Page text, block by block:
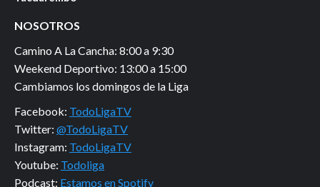
NOSOTROS
Camino A La Cancha: 8:00 a 9:30
Weekend Deportivo: 13:00 a 15:00
Cambiamos los domingos de la Liga
Facebook: TodoLigaTV
Twitter: @TodoLigaTV
Instagram: TodoLigaTV
Youtube: Todoliga
Podcast: Estamos en Spotify